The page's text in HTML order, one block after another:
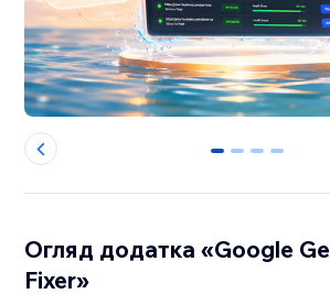
0 1 2 3
Огляд додатка «Google
Fixer»